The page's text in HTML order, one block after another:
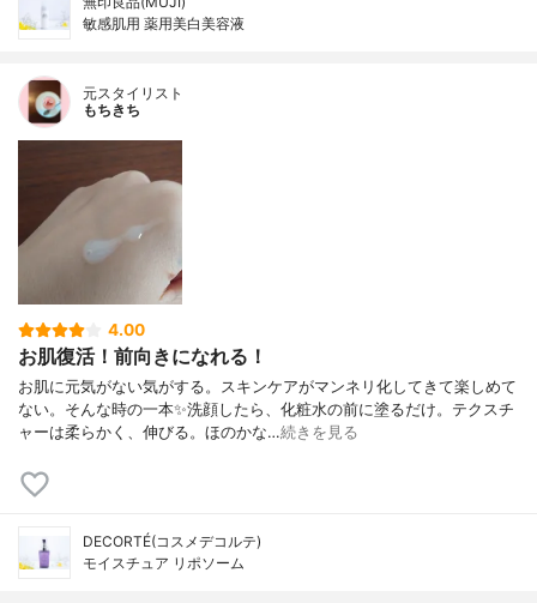
敏感肌用 薬用美白美容液
元スタイリスト
もちきち
4.00
お肌復活！前向きになれる！
お肌に元気がない気がする。スキンケアがマンネリ化してきて楽しめて
ない。そんな時の一本✨洗顔したら、化粧水の前に塗るだけ。テクスチ
ャーは柔らかく、伸びる。ほのかな…続きを見る
DECORTÉ(コスメデコルテ)
モイスチュア リポソーム